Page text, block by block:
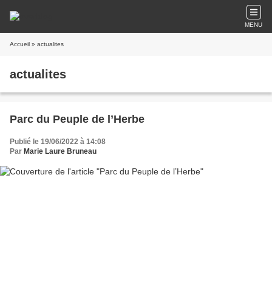
MENU
Accueil » actualites
actualites
Parc du Peuple de l’Herbe
Publié le 19/06/2022 à 14:08
Par Marie Laure Bruneau